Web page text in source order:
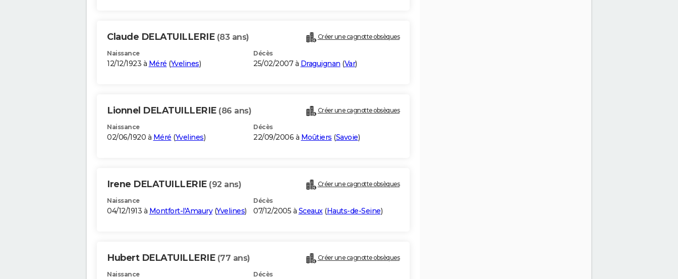
Claude DELATUILLERIE (83 ans) Créer une cagnotte obsèques
Naissance
12/12/1923 à Méré (Yvelines)
Décès
25/02/2007 à Draguignan (Var)
Lionnel DELATUILLERIE (86 ans) Créer une cagnotte obsèques
Naissance
02/06/1920 à Méré (Yvelines)
Décès
22/09/2006 à Moûtiers (Savoie)
Irene DELATUILLERIE (92 ans) Créer une cagnotte obsèques
Naissance
04/12/1913 à Montfort-l'Amaury(Yvelines)
Décès
07/12/2005 à Sceaux(Hauts-de-Seine)
Hubert DELATUILLERIE (77 ans) Créer une cagnotte obsèques
Naissance Décès